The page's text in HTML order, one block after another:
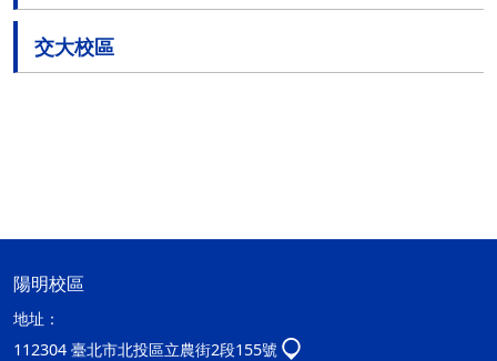
交大校區
陽明校區
地址：
112304 臺北市北投區立農街2段155號